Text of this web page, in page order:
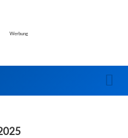
Werbung